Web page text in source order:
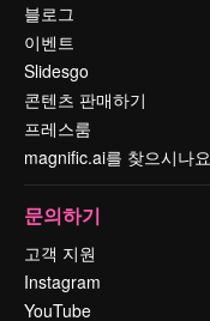
블로그
이벤트
Slidesgo
콘텐츠 판매하기
프레스룸
magnific.ai를 찾으시나
문의하기
고객 지원
Instagram
YouTube